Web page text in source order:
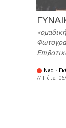
Νέα ·
// Πότε: